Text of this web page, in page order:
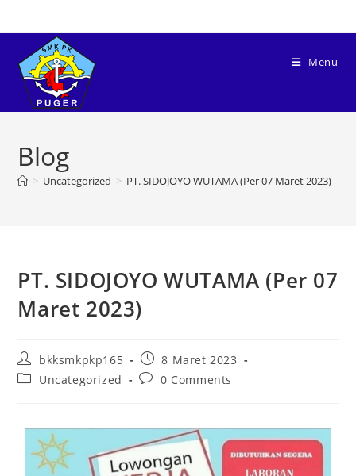
Menu
Blog
> Uncategorized > PT. SIDOJOYO WUTAMA (Per 07 Maret 2023)
PT. SIDOJOYO WUTAMA (Per 07
Maret 2023)
bkksmkpkp165
8 Maret 2023
Uncategorized
0 Comments